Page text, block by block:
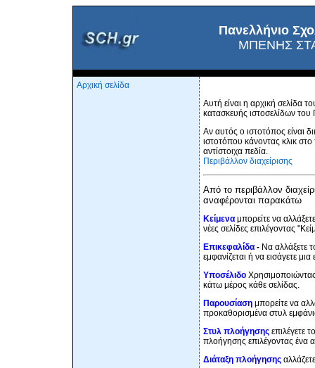
Πανελλήνιο
ΜΠΕΝΗΣ
Αρχική σελίδα
Αυτή είναι η αρχική σελίδα
κατασκευής ιστοσελίδων του
Αν αυτός ο ιστοτόπος είναι
ιστοτόπου κάνοντας κλικ
αντίστοιχα πεδία.
Περιβάλλον διαχείρισης
Από το περιβάλλον
αναφέρονται παρακάτω
Κείμενα μπορείτε να
νέες σελίδες επιλέγοντας
Επικεφαλίδα -Να αλλάξετε
εμφανίζεται ή να εισάγετε
Υποσέλιδο
κάτω μέρος κάθε σελίδας.
Παρουσίασημπορείτε να
προκαθορισμένα στυλ
Στυλ πλοήγησηςεπιλέγετε
πλοήγησης επιλέγοντας
Διάταξη πλοήγησης